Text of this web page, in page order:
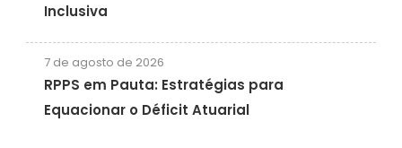
Inclusiva
7 de agosto de 2026
RPPS em Pauta: Estratégias para
Equacionar o Déficit Atuarial